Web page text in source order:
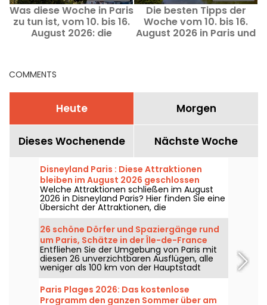
Was diese Woche in Paris
zu tun ist, vom 10. bis 16.
August 2026: die
Die besten Tipps der
Woche vom 10. bis 16.
August 2026 in Paris und
COMMENTS
Heute Morgen
Dieses Wochenende Nächste Woche
Disneyland Paris : Diese Attraktionen
bleiben im August 2026 geschlossen
Welche Attraktionen schließen im August
2026 in Disneyland Paris? Hier finden Sie eine
Übersicht der Attraktionen, die
vorübergehend wegen Wartungsarbeiten
oder Renovierung nicht zugänglich sind –
eine hilfreiche Orientierung, um Ihren
Besuch in den Disney-Parks vorzubereiten.
26 schöne Dörfer und Spaziergänge rund
um Paris, Schätze in der Île-de-France
Entfliehen Sie der Umgebung von Paris mit
diesen 26 unverzichtbaren Ausflügen, alle
weniger als 100 km von der Hauptstadt
entfernt.
Paris Plages 2026: Das kostenlose
Programm den ganzen Sommer über am